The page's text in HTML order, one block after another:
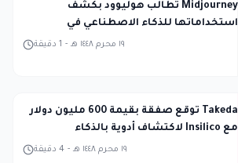
Midjourney تطالب هوليوود بكشف
استخداماتها للذكاء الاصطناعي في
1 دقيقة - ١٩ محرم ١٤٤٨ هـ
Takeda توقع صفقة بقيمة 600 مليون دولار
مع Insilico لاكتشاف أدوية بالذكاء
4 دقيقة - ١٩ محرم ١٤٤٨ هـ